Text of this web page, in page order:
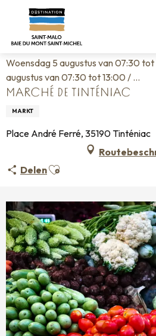
contenu
Home Wonen zoals thuis
Marché de Tinténiac
Woensdag 5 augustus van 07:30 tot
augustus van 07:30 tot 13:00 / ...
MARCHÉ DE TINTÉNIAC
MARKT
Place André Ferré, 35190 Tinténiac
DelenAjouter aux favoris